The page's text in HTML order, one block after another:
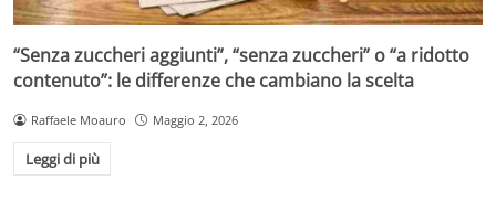
“Senza zuccheri aggiunti”, “senza zuccheri” o “a ridotto
contenuto”: le differenze che cambiano la scelta
Raffaele Moauro Maggio 2, 2026
Leggi di più